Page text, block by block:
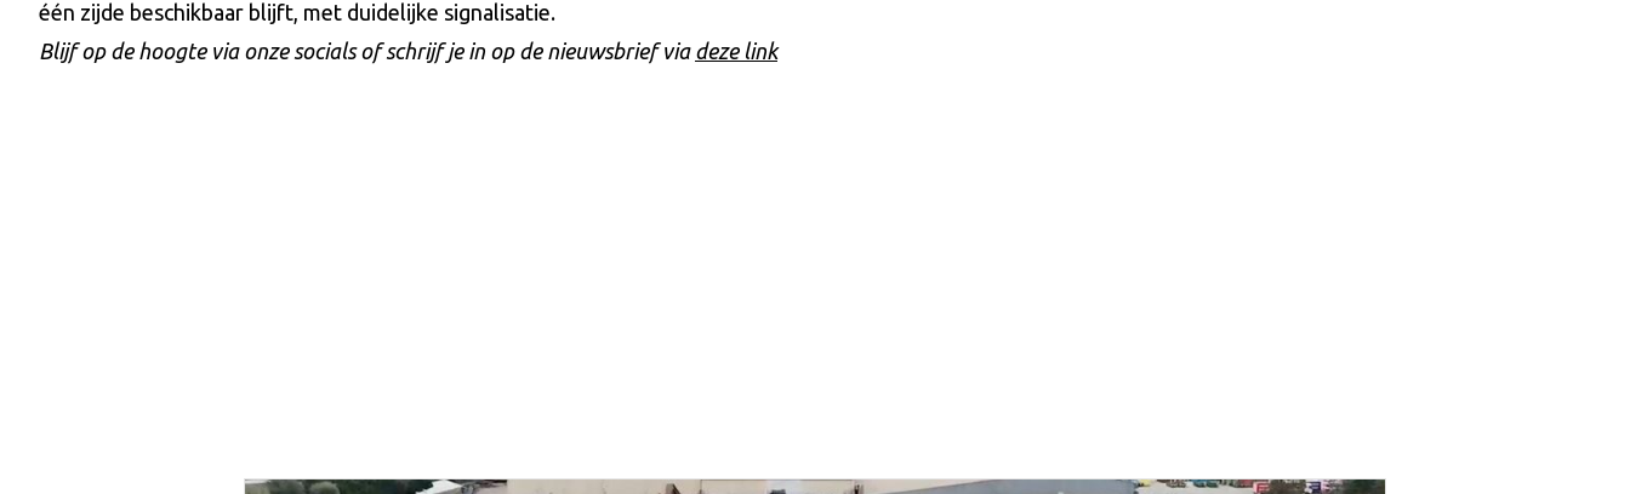
één zijde beschikbaar blijft, met duidelijke signalisatie.
Blijf op de hoogte via onze socials of schrijf je in op de nieuwsbrief via deze link